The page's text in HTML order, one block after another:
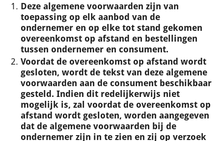
Deze algemene voorwaarden zijn van
toepassing op elk aanbod van de
ondernemer en op elke tot stand gekomen
overeenkomst op afstand en bestellingen
tussen ondernemer en consument.
Voordat de overeenkomst op afstand wordt
gesloten, wordt de tekst van deze algemene
voorwaarden aan de consument beschikbaar
gesteld. Indien dit redelijkerwijs niet
mogelijk is, zal voordat de overeenkomst op
afstand wordt gesloten, worden aangegeven
dat de algemene voorwaarden bij de
ondernemer zijn in te zien en zij op verzoek